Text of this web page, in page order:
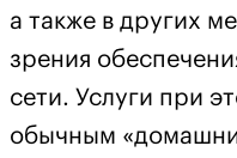
а также в других
зрения
сети. Услуги при
обычным